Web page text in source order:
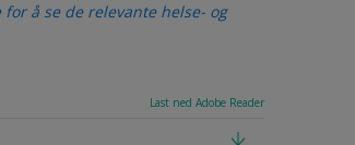
å se de relevante helse- og
Last ned Adobe Reader